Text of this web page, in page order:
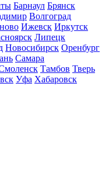
Барнаул Брянск
Волгоград
Ижевск Иркутск
Липецк
Новосибирск Оренбург
Самара
Тамбов Тверь
Уфа Хабаровск